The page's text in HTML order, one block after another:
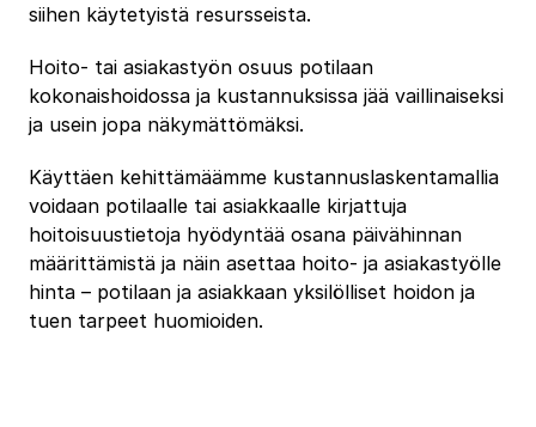
siihen käytetyistä resursseista.
Hoito- tai asiakastyön osuus potilaan
kokonaishoidossa ja kustannuksissa jää vaillinaiseksi
ja usein jopa näkymättömäksi.
Käyttäen kehittämäämme kustannuslaskentamallia
voidaan potilaalle tai asiakkaalle kirjattuja
hoitoisuustietoja hyödyntää osana päivähinnan
määrittämistä ja näin asettaa hoito- ja asiakastyölle
hinta – potilaan ja asiakkaan yksilölliset hoidon ja
tuen tarpeet huomioiden.